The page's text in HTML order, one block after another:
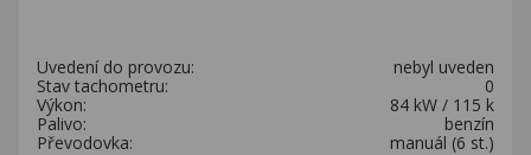
Uvedení do provozu:
nebyl uveden
Stav tachometru:
0
Výkon:
84 kW / 115 k
Palivo:
benzín
Převodovka:
manuál (6 st.)